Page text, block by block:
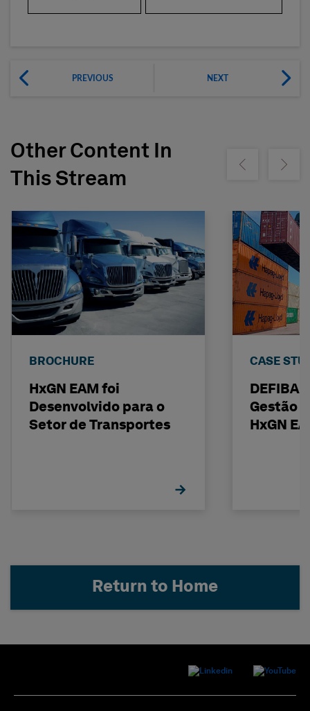
PREVIOUS NEXT
Other Content In
This Stream
Show previousShow
BROCHURE
HxGN EAM foi
Desenvolvido para o
Setor de Transportes
CASE
DEFIBA
Gestão
HxGN
Return to Home